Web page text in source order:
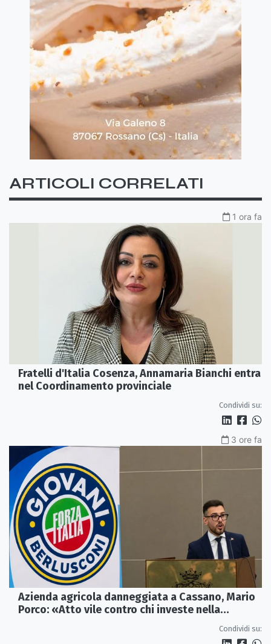
ARTICOLI CORRELATI
1 ora fa
Fratelli d'Italia Cosenza, Annamaria Bianchi entra
nel Coordinamento provinciale
Condividi su:
3 ore fa
Azienda agricola danneggiata a Cassano, Mario
Porco: «Atto vile contro chi investe nella
Condividi su: